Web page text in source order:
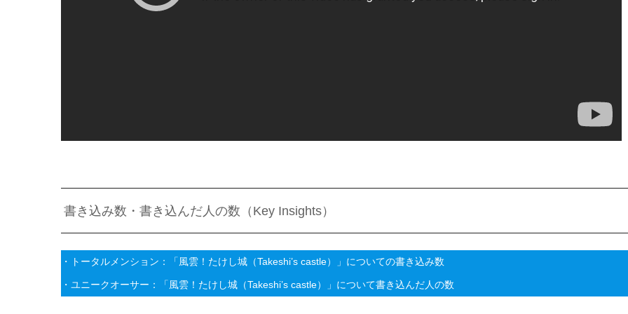
書き込み数・書き込んだ人の数（Key Insights）
・トータルメンション：「風雲！たけし城（Takeshi’s castle）」についての書き込み数
・ユニークオーサー：「風雲！たけし城（Takeshi’s castle）」について書き込んだ人の数